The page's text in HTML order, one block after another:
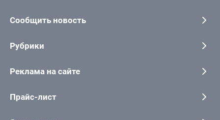
Сообщить новость
Рубрики
Реклама на сайте
Прайс-лист